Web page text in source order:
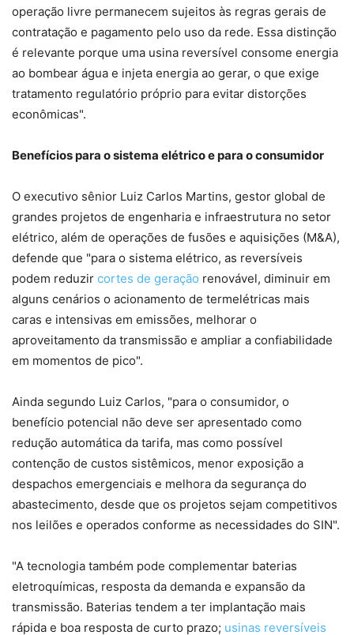
operação livre permanecem sujeitos às regras gerais de
contratação e pagamento pelo uso da rede. Essa distinção
é relevante porque uma usina reversível consome energia
ao bombear água e injeta energia ao gerar, o que exige
tratamento regulatório próprio para evitar distorções
econômicas".
Benefícios para o sistema elétrico e para o consumidor
O executivo sênior Luiz Carlos Martins, gestor global de
grandes projetos de engenharia e infraestrutura no setor
elétrico, além de operações de fusões e aquisições (M&A),
defende que "para o sistema elétrico, as reversíveis
podem reduzir cortes de geração renovável, diminuir em
alguns cenários o acionamento de termelétricas mais
caras e intensivas em emissões, melhorar o
aproveitamento da transmissão e ampliar a confiabilidade
em momentos de pico".
Ainda segundo Luiz Carlos, "para o consumidor, o
benefício potencial não deve ser apresentado como
redução automática da tarifa, mas como possível
contenção de custos sistêmicos, menor exposição a
despachos emergenciais e melhora da segurança do
abastecimento, desde que os projetos sejam competitivos
nos leilões e operados conforme as necessidades do SIN".
"A tecnologia também pode complementar baterias
eletroquímicas, resposta da demanda e expansão da
transmissão. Baterias tendem a ter implantação mais
rápida e boa resposta de curto prazo; usinas reversíveis